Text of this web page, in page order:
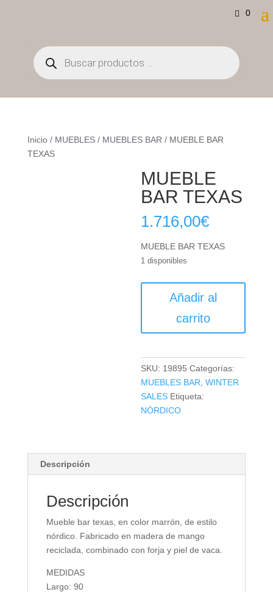
0
Búsqueda
de
productos
Inicio/ MUEBLES/ MUEBLES BAR / MUEBLE BAR
TEXAS
MUEBLE
BAR TEXAS
1.716,00€
MUEBLE BAR TEXAS
1 disponibles
cantidad
Añadir al
carrito
SKU: 19895 Categorías:
MUEBLES BAR ,WINTER
SALES Etiqueta:
NÓRDICO
Descripción
Descripción
Mueble bar texas, en color marrón, de estilo
nórdico. Fabricado en madera de mango
reciclada, combinado con forja y piel de vaca.
MEDIDAS
Largo: 90